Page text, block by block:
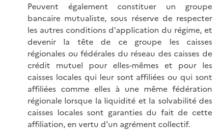
Peuvent également constituer un groupe
bancaire mutualiste, sous réserve de respecter
les autres conditions d'application du régime, et
devenir la tête de ce groupe les caisses
régionales ou fédérales du réseau des caisses de
crédit mutuel pour elles-mêmes et pour les
caisses locales qui leur sont affiliées ou qui sont
affiliées comme elles à une même fédération
régionale lorsque la liquidité et la solvabilité des
caisses locales sont garanties du fait de cette
affiliation, en vertu d'un agrément collectif.